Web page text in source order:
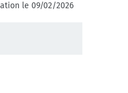
le 09/02/2026